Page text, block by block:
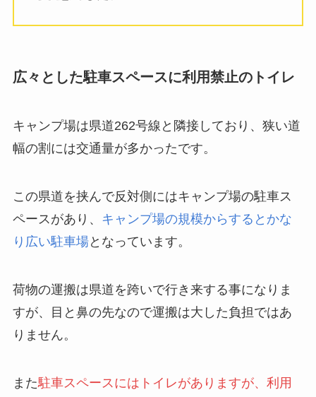
広々とした駐車スペースに利用禁止のトイレ
キャンプ場は県道262号線と隣接しており、狭い道
幅の割には交通量が多かったです。
この県道を挟んで反対側にはキャンプ場の駐車ス
ペースがあり、 キャンプ場の規模からするとかな
り広い駐車場となっています。
荷物の運搬は県道を跨いで行き来する事になりま
すが、目と鼻の先なので運搬は大した負担ではあ
りません。
また駐車スペースにはトイレがありますが、利用